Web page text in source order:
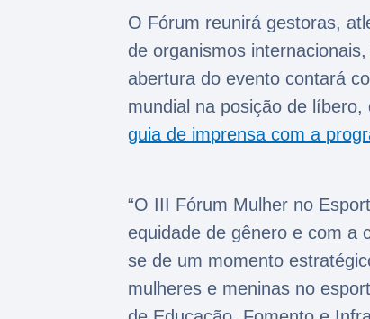
O Fórum reunirá gestoras,
de organismos
abertura do evento contará
mundial na posição de
guia de imprensa com a
“O III Fórum Mulher no
equidade de gênero e com a
se de um momento
mulheres e meninas no